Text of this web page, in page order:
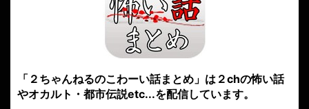
「２ちゃんねるのこわーい話まとめ」は２chの怖い話
やオカルト・都市伝説etc...を配信しています。